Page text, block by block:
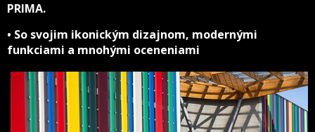
PRIMA.
• So svojim ikonickým dizajnom, modernými
funkciami a mnohými oceneniami